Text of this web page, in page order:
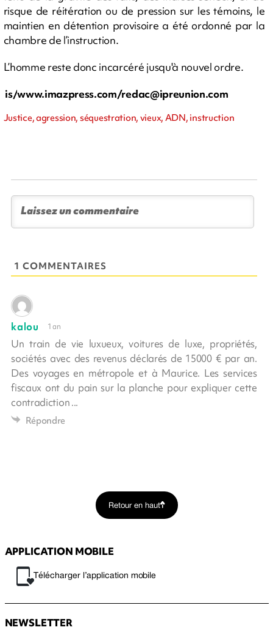
risque de réitération ou de pression sur les témoins, le
maintien en détention provisoire a été ordonné par la
chambre de l’instruction.
L’homme reste donc incarcéré jusqu'à nouvel ordre.
is/www.imazpress.com/redac@ipreunion.com
Justice, agression, séquestration, vieux, ADN, instruction
1 COMMENTAIRES
kalou 1 an
Un train de vie luxueux, voitures de luxe, propriétés,
sociétés avec des revenus déclarés de 15000 € par an.
Des voyages en métropole et à Maurice. Les services
fiscaux ont du pain sur la planche pour expliquer cette
contradiction ...
Répondre
Retour en haut
APPLICATION MOBILE
Télécharger l’application mobile
NEWSLETTER